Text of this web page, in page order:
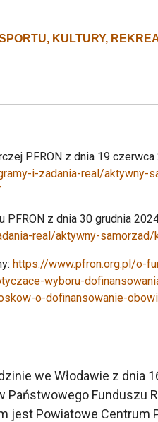
KULTURY,
PFRON z dnia 19
i-zadania-real/aktywny-
z dnia 30 grudnia
real/aktywny-
https://www.pfron.org.pl/o-
wyboru-
o-dofinansowanie-
we Włodawie z dnia
Funduszu
Powiatowe Centrum